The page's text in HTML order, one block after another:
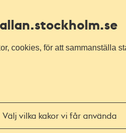
.stockholm.se
cookies, för att sammanställa
Välj vilka kakor vi får använda